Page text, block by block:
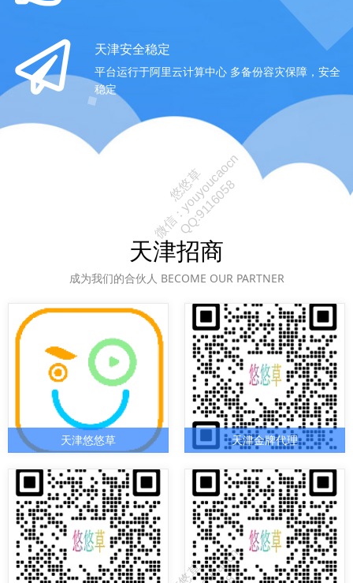
天津安全稳定
平台运行于阿里云计算中心 多备份容灾保障，安全
稳定
天津招商
成为我们的合伙人 BECOME OUR PARTNER
天津悠悠草 天津金牌代理